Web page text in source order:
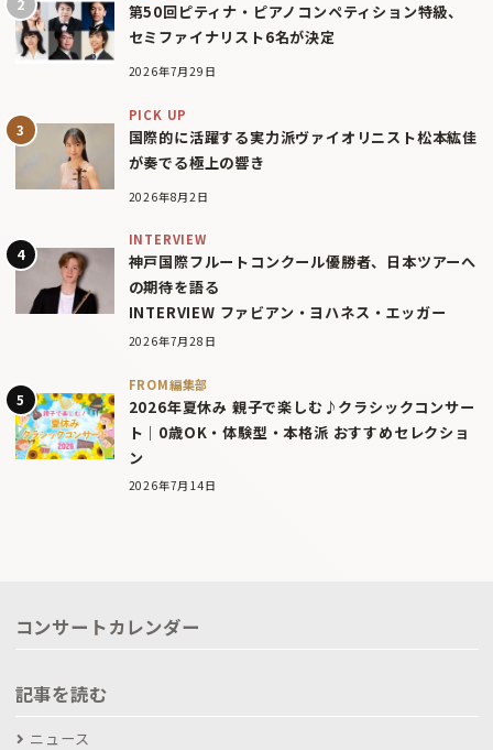
第50回ピティナ・ピアノコンペティション特級、
セミファイナリスト6名が決定
2026年7月29日
PICK UP
国際的に活躍する実力派ヴァイオリニスト松本紘佳
が奏でる極上の響き
2026年8月2日
INTERVIEW
神戸国際フルートコンクール優勝者、日本ツアーへ
の期待を語る
INTERVIEW ファビアン・ヨハネス・エッガー
2026年7月28日
FROM編集部
2026年夏休み 親子で楽しむ♪クラシックコンサー
ト｜0歳OK・体験型・本格派 おすすめセレクショ
ン
2026年7月14日
コンサートカレンダー
記事を読む
ニュース